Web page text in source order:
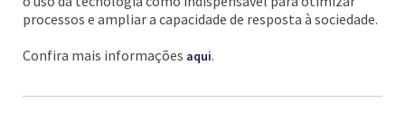
processos e ampliar a capacidade de resposta à sociedade.
Confira mais informações aqui.